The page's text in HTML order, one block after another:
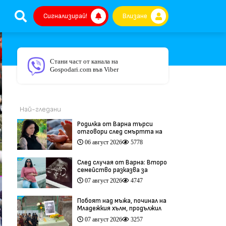
Сигнализирай! Влизане
Стани част от канала на
Gospodari.com във Viber
Най-гледани
Родилка от Варна търси
отговори след смъртта на
бебето ѝ дни преди секцио
(видео)
06 август 2026 5778
След случая от Варна: Второ
семейство разказва за
трагедия след бременност
при същия лекар (видео)
07 август 2026 4747
Побоят над мъжа, починал на
Младежкия хълм, продължил
повече от час (видео)
07 август 2026 3257